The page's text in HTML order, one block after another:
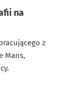
na
z
Mans,